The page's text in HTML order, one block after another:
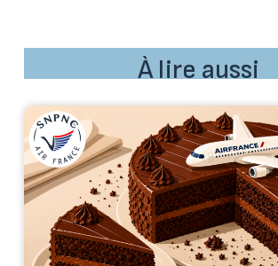
À lire aussi